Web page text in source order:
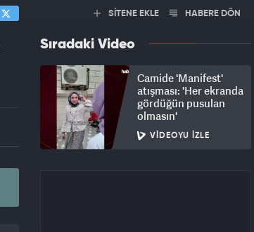
SİTENE EKLE HABERE DÖN
Sıradaki Video
Camide 'Manifest'
atışması: 'Her ekranda
gördüğün pusulan
olmasın'
VIDEOYU İZLE